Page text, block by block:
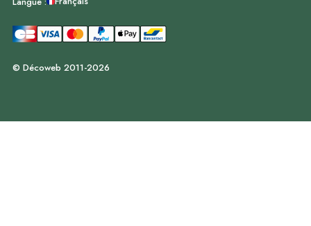
© Décoweb 2011-2026